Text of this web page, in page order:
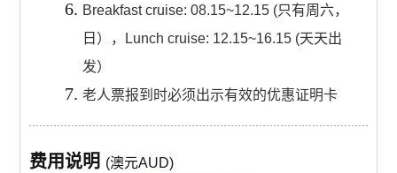
Breakfast cruise: 08.15~12.15 (只有周六，
日），Lunch cruise: 12.15~16.15 (天天出
发）
老人票报到时必须出示有效的优惠证明卡
费用说明 (澳元AUD)